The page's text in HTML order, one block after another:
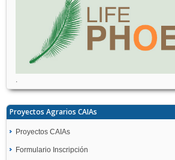
.
Proyectos Agrarios CAIAs
Proyectos CAIAs
Formulario Inscripción